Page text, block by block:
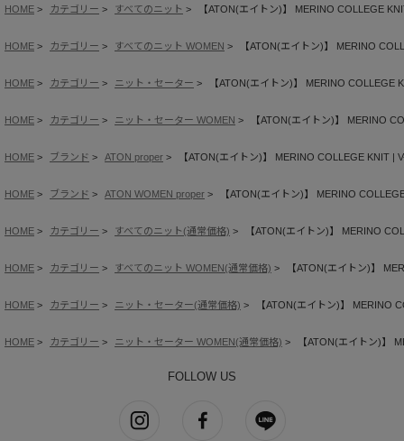
HOME カテゴリー すべてのニット 【ATON(エイトン)】 MERINO COLLEGE
HOME カテゴリー すべてのニット WOMEN 【ATON(エイトン)】 MERINO
HOME カテゴリー ニット・セーター 【ATON(エイトン)】 MERINO COLLEGE
HOME カテゴリー ニット・セーター WOMEN 【ATON(エイトン)】 MERINO
HOME ブランド ATON proper 【ATON(エイトン)】 MERINO COLLEGE KNIT |
HOME ブランド ATON WOMEN proper 【ATON(エイトン)】 MERINO
HOME カテゴリー すべてのニット(通常価格) 【ATON(エイトン)】 MERINO
HOME カテゴリー すべてのニット WOMEN(通常価格) 【ATON(エイトン)】
HOME カテゴリー ニット・セーター(通常価格) 【ATON(エイトン)】 MERINO
HOME カテゴリー ニット・セーター WOMEN(通常価格) 【ATON(エイトン)】
FOLLOW US